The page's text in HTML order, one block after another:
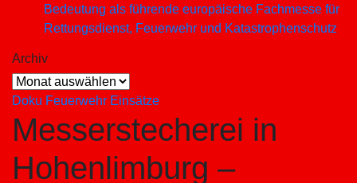
Bedeutung als führende europäische Fachmesse für
Rettungsdienst, Feuerwehr und Katastrophenschutz
Archiv
Archiv
Doku Feuerwehr Einsätze
Messerstecherei in
Hohenlimburg –